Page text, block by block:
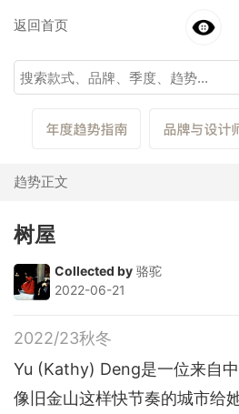
返回首页
趋势正文
树屋
Collected by 骆驼
2022-06-21
2022/23秋冬
Yu (Kathy) Deng是一位来自
像旧金山这样快节奏的城市给